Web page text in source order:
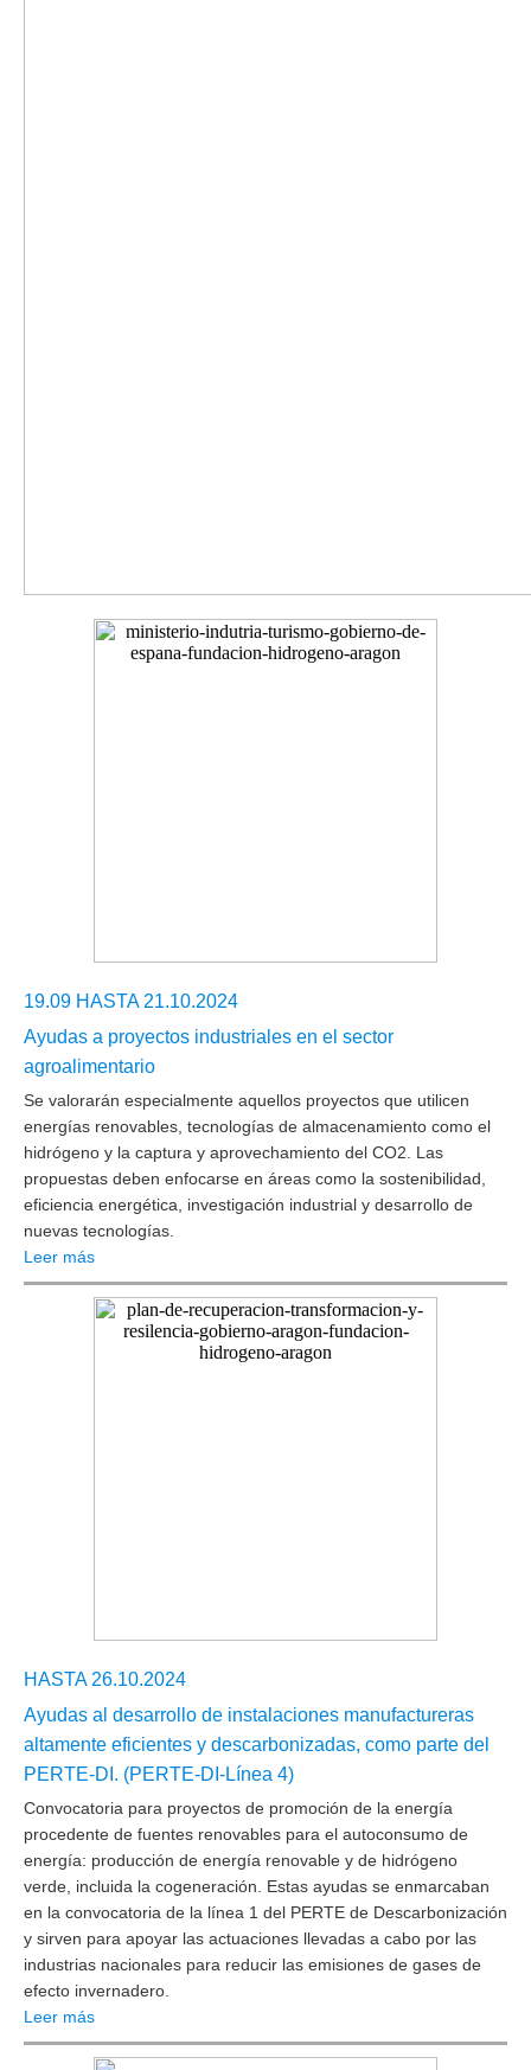
19.09 HASTA 21.10.2024
Ayudas a proyectos industriales en el sector
agroalimentario
Se valorarán especialmente aquellos proyectos que utilicen
energías renovables, tecnologías de almacenamiento como el
hidrógeno y la captura y aprovechamiento del CO2. Las
propuestas deben enfocarse en áreas como la sostenibilidad,
eficiencia energética, investigación industrial y desarrollo de
nuevas tecnologías.
Leer más
HASTA 26.10.2024
Ayudas al desarrollo de instalaciones manufactureras
altamente eficientes y descarbonizadas, como parte del
PERTE-DI. (PERTE-DI-Línea 4)
Convocatoria para proyectos de promoción de la energía
procedente de fuentes renovables para el autoconsumo de
energía: producción de energía renovable y de hidrógeno
verde, incluida la cogeneración. Estas ayudas se enmarcaban
en la convocatoria de la línea 1 del PERTE de Descarbonización
y sirven para apoyar las actuaciones llevadas a cabo por las
industrias nacionales para reducir las emisiones de gases de
efecto invernadero.
Leer más